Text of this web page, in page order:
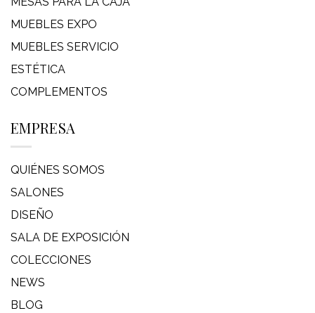
MUEBLES EXPO
MUEBLES SERVICIO
ESTÉTICA
COMPLEMENTOS
EMPRESA
QUIÉNES SOMOS
SALONES
DISEÑO
SALA DE EXPOSICIÓN
COLECCIONES
NEWS
BLOG